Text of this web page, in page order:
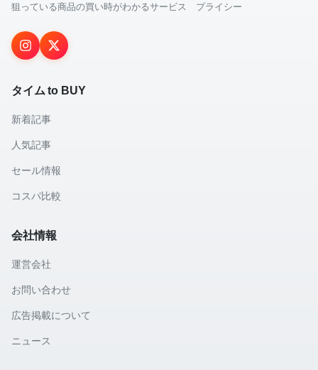
狙っている商品の買い時がわかるサービス プライシー
タイム to BUY
新着記事
人気記事
セール情報
コスパ比較
会社情報
運営会社
お問い合わせ
広告掲載について
ニュース